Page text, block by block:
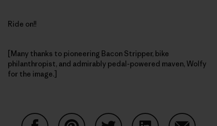
Ride on!!
[Many thanks to pioneering Bacon Stripper, bike
philanthropist, and admirably pedal-powered maven, Wolfy
for the image.]